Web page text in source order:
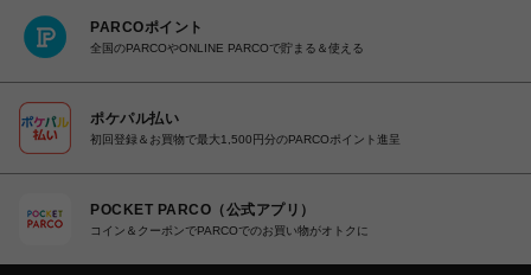
PARCOポイント
全国のPARCOやONLINE PARCOで貯まる＆使える
ポケパル払い
初回登録＆お買物で最大1,500円分のPARCOポイント進呈
POCKET PARCO（公式アプリ）
コイン＆クーポンでPARCOでのお買い物がオトクに